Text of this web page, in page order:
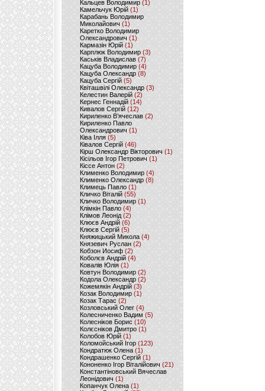
Кальцев Володимир(1)
Камельчук Юрій (1)
Карабань Володимир
Миколайович (1)
Каретко Володимир
Олександрович (1)
Кармазін Юрій(1)
Карплюк Володимир(3)
Каськів Владислав (7)
Кацуба Володимир (4)
Кацуба Олександр (8)
Кацуба Сергій (5)
Квіташвілі Олександр(3)
Келестин Валерій(2)
Кернес Геннадій (14)
Кивалов Сергій (12)
Кириленко В’ячеслав (2)
Кириленко Павло
Олександрович (1)
Ківа Ілля (5)
Ківалов Сергій(46)
Кірш Олександр Вікторович (1)
Кісільов Ігор Петрович (1)
Кіссе Антон (2)
Клименко Володимир(4)
Клименко Олександр (8)
Климець Павло (1)
Кличко Віталій(55)
Кличко Володимир (1)
Клімкін Павло (4)
Клімов Леонід(2)
Клюєв Андрій(6)
Клюєв Сергій (5)
Княжицький Микола(4)
Князевич Руслан (2)
Кобзон Иосиф(2)
Коболєв Андрій (4)
Ковалів Юлія(1)
Ковтун Володимир (2)
Кодола Олександр (2)
Кожемякін Андрій (3)
Козак Володимир (1)
Козак Тарас (2)
Козловський Олег(4)
Колесниченко Вадим (5)
Колесніков Борис (10)
Колєсніков Дмитро (1)
Колобов Юрій (1)
Коломойський Ігор (123)
Кондратюк Олена(1)
Кондрашенко Сергій (1)
Кононенко Ігор Віталійович (21)
Константіновський Вячеслав
Леонідович (1)
Копанчук Олена (1)